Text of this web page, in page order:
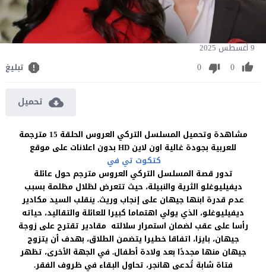
9 أغسطس 2025
0
0 تبليغ
تحميل
مشاهدة وتحميل المسلسل التركي العروس الحلقة 15 مترجمة
للعربية بجودة غالية اون لاين HD بدون اعلانات على موقع
كتكوت تي في
تدور قصة المسلسل التركي العروس مترجم حول عائلة
ديفيليوغلو الثرية والنبيلة، حيث تتعرض لظلال مظلمة بسبب
عدم قدرة ابنها جيهان على إنجاب وريث. ينقلب السيد مكادير
ديفيليوغلو، الذي يولي اهتماما كبيرا للعائلة والتقاليد، حياته
رأسا على عقب لضمان استمرار سلالته مقادير تقترح على زوجة
جيهان، بايزا، اتفاقا خطيرا يتضمن الطلاق، بهدف أن يتزوج
جيهان منها مجددًا بعد ولادة أطفال. في الجهة الأخرى، تظهر
فتاة شابة تُدعى هانجر، تحاول البقاء في ظروف الفقر.